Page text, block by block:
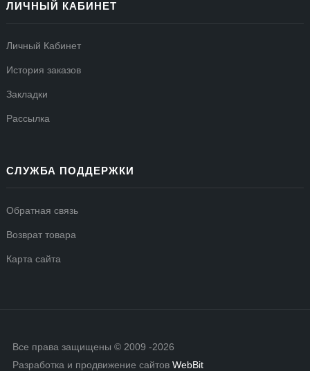
ЛИЧНЫЙ КАБИНЕТ
Личный Кабинет
История заказов
Закладки
Рассылка
СЛУЖБА ПОДДЕРЖКИ
Обратная связь
Возврат товара
Карта сайта
Все права защищены © 2009 -2026
Разработка и продвижение сайтов WebBit